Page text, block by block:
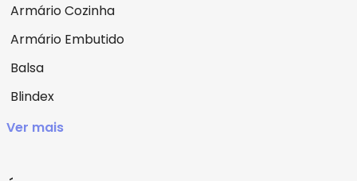
Armário Cozinha
Armário Embutido
Balsa
Blindex
Ver mais